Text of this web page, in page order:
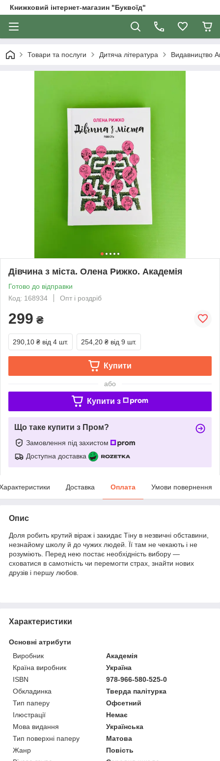
Книжковий інтернет-магазин "Буквоїд"
Товари та послуги Дитяча література Видавництво
Дівчина з міста. Олена Рижко. Академія
Готово до відправки
Код: 168934
Опт і роздріб
299 ₴
290,10 ₴ від 4 шт. 254,20 ₴ від 9 шт.
Купити
або
Купити з
Що таке купити з Пром?
Замовлення під захистом
Доступна доставка
Доставка Оплата Умови повернення
Опис
Доля робить крутий віраж і закидає Тіну в незвичні обставини,
незнайому школу й до чужих людей. Її там не чекають і не
розуміють. Перед нею постає необхідність вибору —
сховатися в самотність чи перемогти страх, знайти нових
друзів і першу любов.
Характеристики
Основні атрибути
Виробник
Академія
Країна виробник
Україна
ISBN
978-966-580-525-0
Обкладинка
Тверда палітурка
Тип паперу
Офсетний
Ілюстрації
Немає
Мова видання
Українська
Тип поверхні паперу
Матова
Жанр
Повість